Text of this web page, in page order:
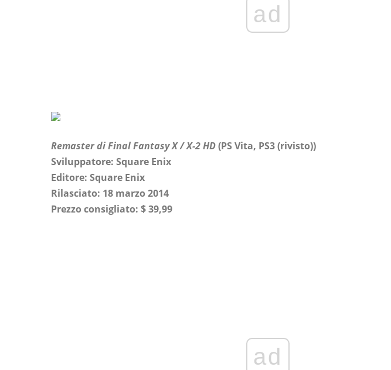
ad
Remaster di Final Fantasy X / X-2 HD(PS Vita, PS3 (rivisto))
Sviluppatore: Square Enix
Editore: Square Enix
Rilasciato: 18 marzo 2014
Prezzo consigliato: $ 39,99
ad